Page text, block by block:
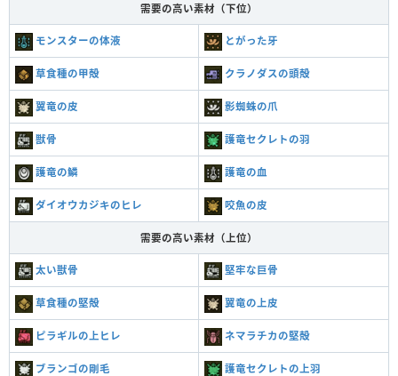
需要の高い素材（下位）
モンスターの体液 とがった牙
草食種の甲殻 クラノダスの頭殻
翼竜の皮 影蜘蛛の爪
獣骨 護竜セクレトの羽
護竜の鱗 護竜の血
ダイオウカジキのヒレ 咬魚の皮
需要の高い素材（上位）
太い獣骨 堅牢な巨骨
草食種の堅殻 翼竜の上皮
ピラギルの上ヒレ ネマラチカの堅殻
ブランゴの剛毛 護竜セクレトの上羽